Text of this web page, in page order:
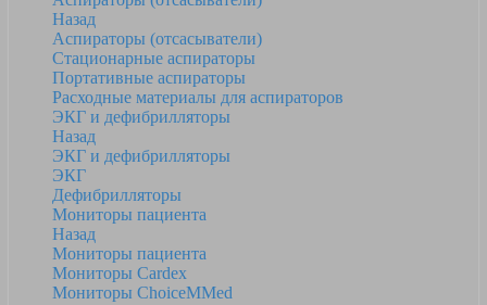
Назад
Аспираторы (отсасыватели)
Стационарные аспираторы
Портативные аспираторы
Расходные материалы для аспираторов
ЭКГ и дефибрилляторы
Назад
ЭКГ и дефибрилляторы
ЭКГ
Дефибрилляторы
Мониторы пациента
Назад
Мониторы пациента
Мониторы Cardex
Мониторы ChoiceMMed